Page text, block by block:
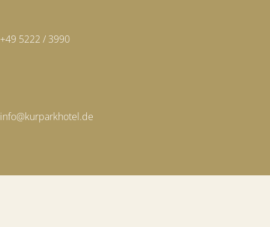
+49 5222 / 3990
info@kurparkhotel.de